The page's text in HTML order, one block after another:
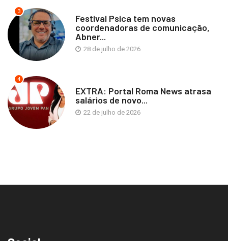
3
Festival Psica tem novas
coordenadoras de comunicação,
Abner...
28 de julho de 2026
4
EXTRA: Portal Roma News atrasa
salários de novo...
22 de julho de 2026